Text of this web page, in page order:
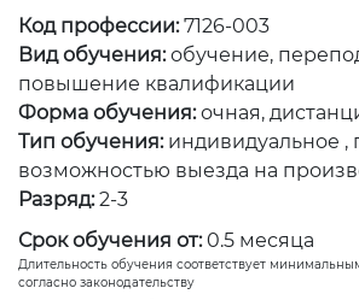
Код профессии:7126-003
Вид обучения: обучение,
повышение квалификации
Форма обучения: очная,
Тип обучения: индивидуальное ,
возможностью выезда на
Разряд: 2-3
Срок обучения от: 0.5 месяца
Длительность обучения соответствует
согласно законодательству